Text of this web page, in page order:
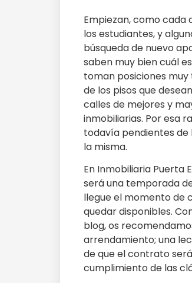
Empiezan, como cada
los estudiantes, y
búsqueda de nuevo
saben muy bien cuál
toman posiciones
de los pisos que
calles de mejores y
inmobiliarias. Por esa
todavía pendientes de
la misma.
En Inmobiliaria Puerta
será una temporada
llegue el momento de
quedar disponibles.
blog, os
arrendamiento; una
de que el contrato
cumplimiento de las